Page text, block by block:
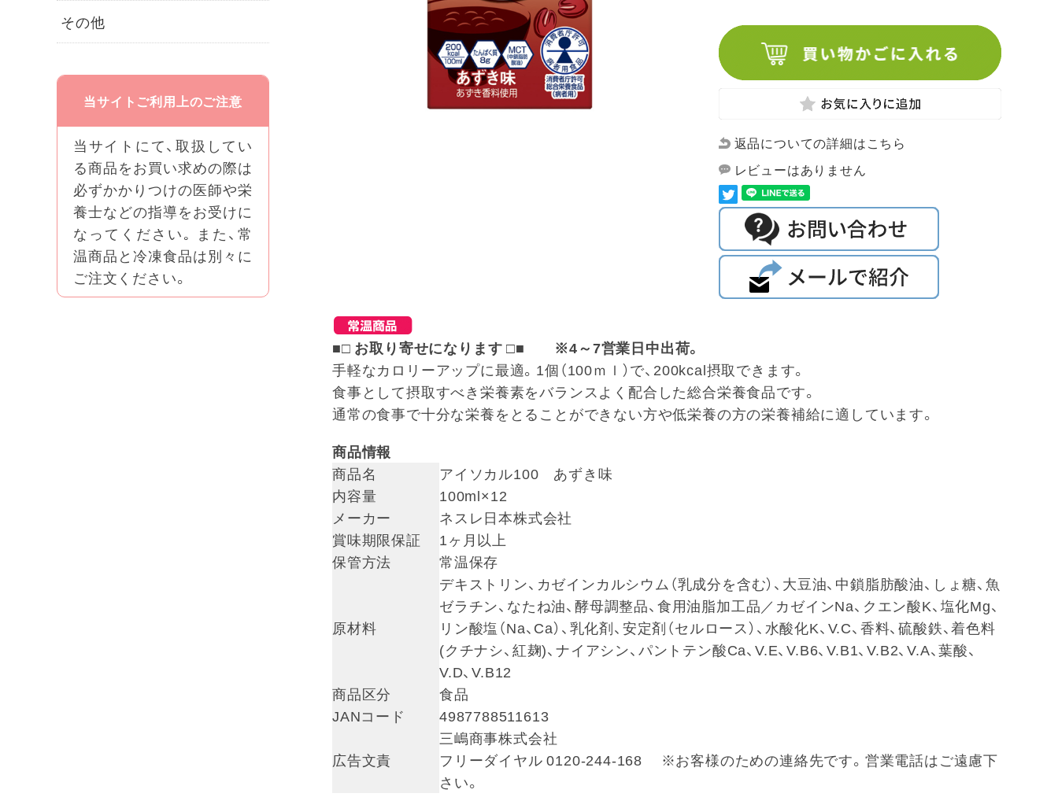
返品についての詳細はこちら
レビューはありません
■□ お取り寄せになります □■ ※4～7営業日中出荷。
手軽なカロリーアップに最適。1個（100ｍｌ）で、200kcal摂取できます。
食事として摂取すべき栄養素をバランスよく配合した総合栄養食品です。
通常の食事で十分な栄養をとることができない方や低栄養の方の栄養補給に適しています。
商品情報
商品名
アイソカル100 あずき味
内容量
100ml×12
メーカー
ネスレ日本株式会社
賞味期限保証
1ヶ月以上
保管方法
常温保存
原材料
デキストリン、カゼインカルシウム（乳成分を含む）、大豆油、中鎖脂肪酸油、しょ糖、魚
ゼラチン、なたね油、酵母調整品、食用油脂加工品／カゼインNa、クエン酸K、塩化Mg、
リン酸塩（Na、Ca）、乳化剤、安定剤（セルロース）、水酸化K、V.C、香料、硫酸鉄、着色料
(クチナシ、紅麹)、ナイアシン、パントテン酸Ca、V.E、V.B6、V.B1、V.B2、V.A、葉酸、
V.D、V.B12
商品区分
食品
JANコード
4987788511613
広告文責
三嶋商事株式会社
フリーダイヤル 0120-244-168 ※お客様のための連絡先です。営業電話はご遠慮下
さい。
その他
当サイトご利用上のご注意
当サイトにて、取扱してい
る商品をお買い求めの際は
必ずかかりつけの医師や栄
養士などの指導をお受けに
なってください｡ また、常
温商品と冷凍食品は別々に
ご注文ください。